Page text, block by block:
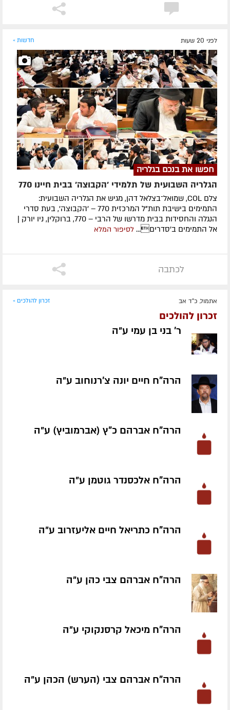
לפני 20 שעות חדשות »
חפשו את בנכם בגלריה
הגלריה השבועית של תלמידי 'הקבוצה' בבית חיינו 770
צלם COL, שמואל־בצלאל דהן, מגיש את הגלריה השבועית:
התמימים בישיבת תות"ל המרכזית 770 – 'הקבוצה', בעת סדרי
הנגלה והחסידות בבית מדרשו של הרבי – 770, ברוקלין, ניו יורק |
אל התמימים ב'סדרים... לסיפור המלא
לכתבה
אתמול, כ"ד אב זכרון להולכים »
זכרון להולכים
ר' בני בן עמי ע״ה
הרה"ח חיים יונה צ'רנוחוב ע״ה
הרה"ח אברהם כ"ץ (אברמוביץ) ע״ה
הרה"ח אלכסנדר גוטמן ע״ה
הרה"ח כתריאל חיים אליעזרוב ע״ה
הרה"ח אברהם צבי כהן ע״ה
הרה"ח מיכאל קרסנקוקי ע״ה
הרה"ח אברהם צבי (הערש) הכהן ע״ה